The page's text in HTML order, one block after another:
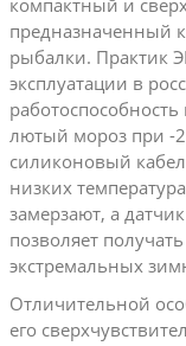
предназначенный
рыбалки. Практик
эксплуатации в
лютый мороз при -
силиконовый
низких
замерзают, а
позволяет
экстремальных
Отличительной
его